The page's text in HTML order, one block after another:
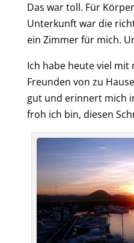
Das war toll. Für
Unterkunft war die
ein Zimmer für mich.
Ich habe heute viel mit
Freunden von zu
gut und erinnert mich
froh ich bin, diesen